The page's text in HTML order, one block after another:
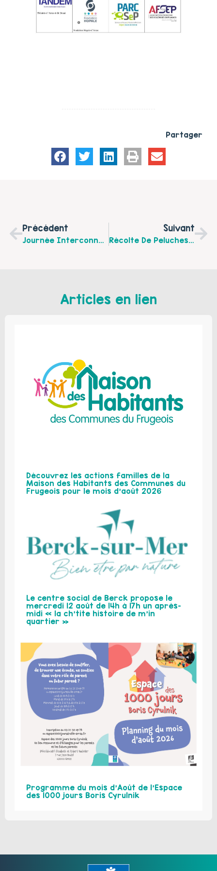
Partager
Précédent
Journée Interconnaissance Des Acteurs Parentalité De L’Arrageois.
Suivant
Récolte De Peluches Pour L’EPDEF
Articles en lien
Découvrez les actions familles de la
Maison des Habitants des Communes du
Frugeois pour le mois d’août 2026
Le centre social de Berck propose le
mercredi 12 août de 14h à 17h un après-
midi « la ch’tite histoire de m’in
quartier »
Programme du mois d’Août de l’Espace
des 1000 jours Boris Cyrulnik